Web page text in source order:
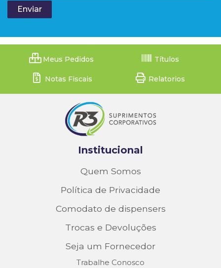
Meus Pedidos Títulos
Notas Fiscais Relatorios
Institucional
Quem Somos
Política de Privacidade
Comodato de dispensers
Trocas e Devoluções
Seja um Fornecedor
Trabalhe Conosco